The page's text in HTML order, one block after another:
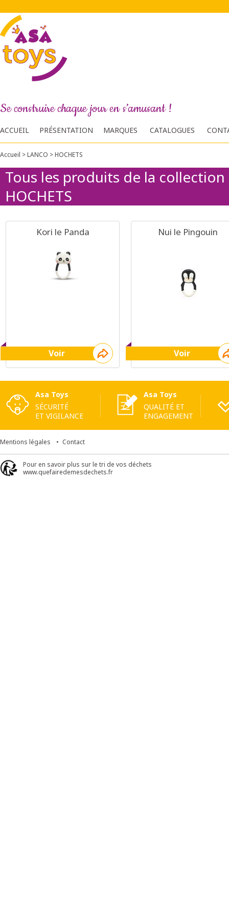
Se construire chaque jour en s’amusant !
ACCUEIL PRÉSENTATION MARQUES CATALOGUES
Accueil >LANCO >HOCHETS
Tous les produits de la collection
HOCHETS
Kori le Panda
Voir
Nui le Pingouin
Voir
Asa Toys
SÉCURITÉ
ET VIGILANCE
Asa Toys
QUALITÉ ET
ENGAGEMENT
Mentions légales Contact
Pour en savoir plus sur le tri de vos déchets
www.quefairedemesdechets.fr